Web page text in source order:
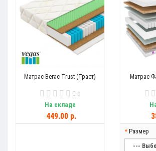
Матрас Вегас Trust (Траст)
0
На складе
449.00 р.
Матрас
Размер